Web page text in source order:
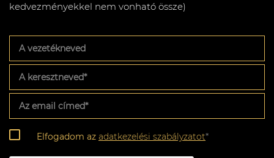
kedvezményekkel nem vonható össze)
vezetékneved
keresztneved*
email
címed*
Adatkezelési
szabályzat*
Elfogadom az adatkezelési szabályzatot*